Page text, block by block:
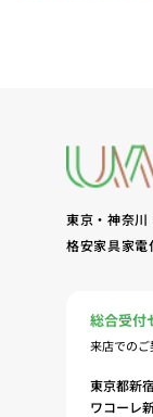
守、管理（
スの企画、
する情報等
アフィリエ
に保有する
突合して、
調査・分析
し、興味関
東京・神奈
格安家具家電
総合受付
来店での
東京都新
ワコーレ